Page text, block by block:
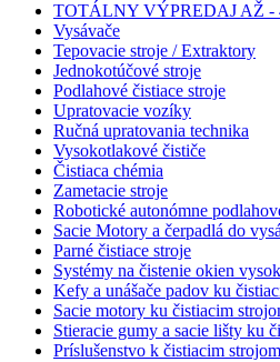
TOTÁLNY VÝPREDAJ AŽ -
Vysávače
Tepovacie stroje / Extraktory
Jednokotúčové stroje
Podlahové čistiace stroje
Upratovacie vozíky
Ručná upratovania technika
Vysokotlakové čističe
Čistiaca chémia
Zametacie stroje
Robotické autonómne
Sacie Motory a čerpadlá do
Parné čistiace stroje
Systémy na čistenie okien
Kefy a unášače padov ku
Sacie motory ku čistiacim
Stieracie gumy a sacie lišty ku
Príslušenstvo k čistiacim strojom